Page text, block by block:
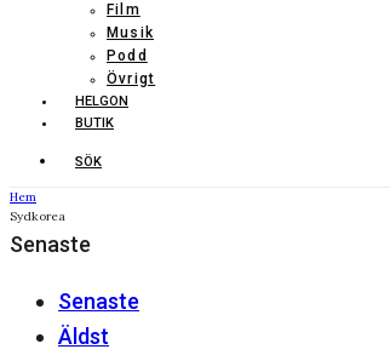
Film
Musik
Podd
Övrigt
HELGON
BUTIK
SÖK
Hem
Sydkorea
Senaste
Senaste
Äldst